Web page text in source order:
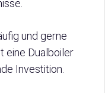
und gerne
eine Dualboiler
Investition.